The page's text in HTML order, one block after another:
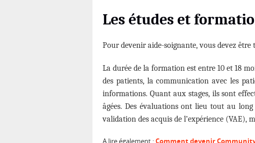
Les études et
Pour devenir aide-soignante, vous devez
La durée de la formation est entre 10 et 18
des patients, la communication avec les
informations. Quant aux stages, ils sont
âgées. Des évaluations ont lieu tout au
validation des acquis de l’expérience (VAE),
A lire également :Comment devenir